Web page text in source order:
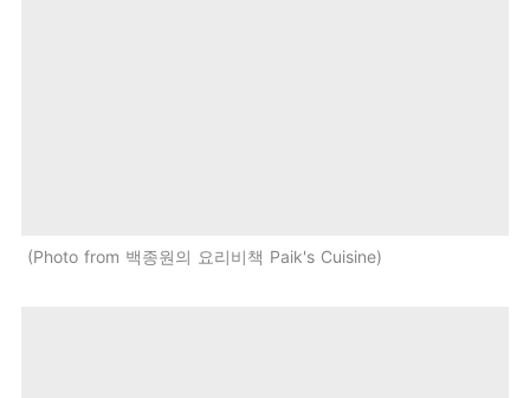
Photo from 백종원의 요리비책 Paik's Cuisine